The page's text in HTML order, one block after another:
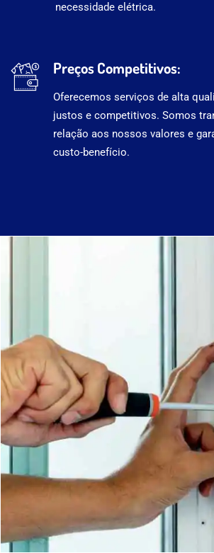
necessidade elétrica.
Preços Competitivos:
Oferecemos serviços de alta
justos e competitivos. Somos
relação aos nossos valores e
custo-benefício.